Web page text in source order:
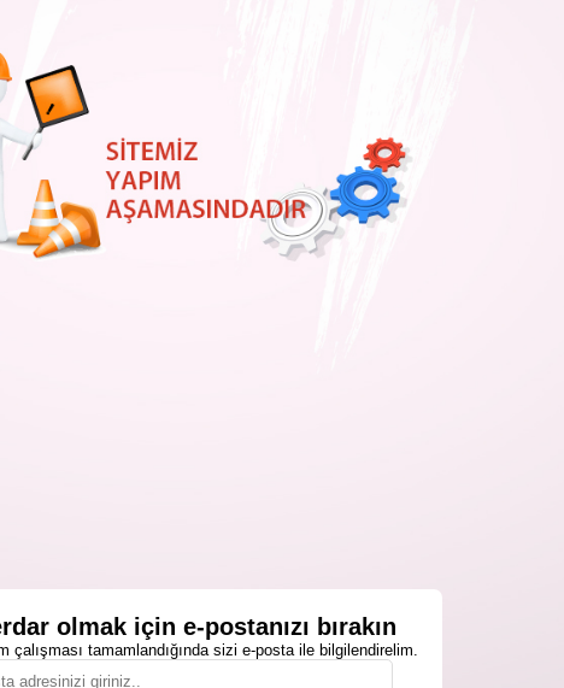
olmak için e-postanızı bırakın
çalışması tamamlandığında sizi e-posta ile bilgilendirelim.